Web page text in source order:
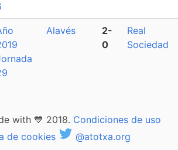
Alavés
2-
0
Real
Sociedad
with 💙 2018. Condiciones de uso
de cookies
@atotxa.org